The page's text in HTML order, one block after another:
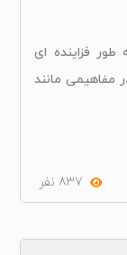
طور فزاینده ای
مفاهیمی مانند
837 نفر